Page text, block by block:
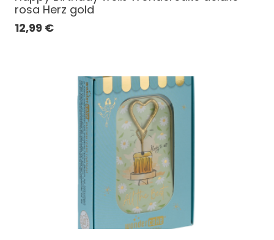
rosa Herz gold
12,99 €